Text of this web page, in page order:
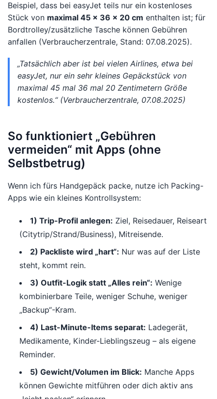
Beispiel, dass bei easyJet teils nur ein kostenloses
Stück von maximal 45 × 36 × 20 cm enthalten ist; für
Bordtrolley/zusätzliche Tasche können Gebühren
anfallen (Verbraucherzentrale, Stand: 07.08.2025).
„Tatsächlich aber ist bei vielen Airlines, etwa bei
easyJet, nur ein sehr kleines Gepäckstück von
maximal 45 mal 36 mal 20 Zentimetern Größe
kostenlos.“ (Verbraucherzentrale, 07.08.2025)
So funktioniert „Gebühren
vermeiden“ mit Apps (ohne
Selbstbetrug)
Wenn ich fürs Handgepäck packe, nutze ich Packing-
Apps wie ein kleines Kontrollsystem:
1) Trip-Profil anlegen: Ziel, Reisedauer, Reiseart
(Citytrip/Strand/Business), Mitreisende.
2) Packliste wird „hart“: Nur was auf der Liste
steht, kommt rein.
3) Outfit-Logik statt „Alles rein“: Wenige
kombinierbare Teile, weniger Schuhe, weniger
„Backup“-Kram.
4) Last-Minute-Items separat: Ladegerät,
Medikamente, Kinder-Lieblingszeug – als eigene
Reminder.
5) Gewicht/Volumen im Blick: Manche Apps
können Gewichte mitführen oder dich aktiv ans